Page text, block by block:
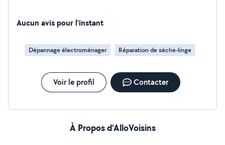
Aucun avis pour l'instant
Dépannage électroménager Réparation de sèche-linge
Voir le profil Contacter
À Propos d’AlloVoisins